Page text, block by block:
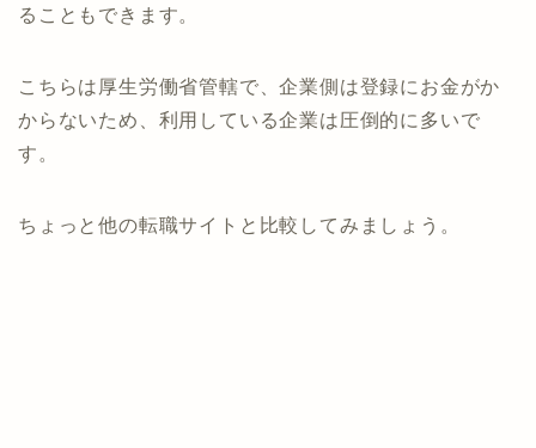
ることもできます。
こちらは厚生労働省管轄で、企業側は登録にお金がか
からないため、利用している企業は圧倒的に多いで
す。
ちょっと他の転職サイトと比較してみましょう。